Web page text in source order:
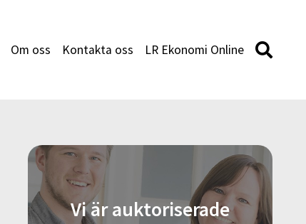
Om oss Kontakta oss LR Ekonomi Online
Vi är auktoriserade